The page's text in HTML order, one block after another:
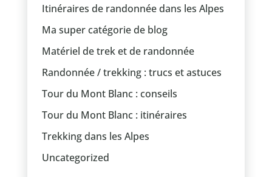
Itinéraires de randonnée dans les Alpes
Ma super catégorie de blog
Matériel de trek et de randonnée
Randonnée / trekking : trucs et astuces
Tour du Mont Blanc : conseils
Tour du Mont Blanc : itinéraires
Trekking dans les Alpes
Uncategorized